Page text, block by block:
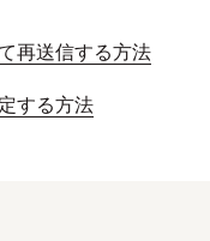
再送信する方法
する方法